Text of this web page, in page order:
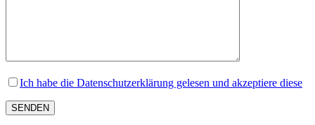
Ich habe die Datenschutzerklärung gelesen und akzeptiere diese